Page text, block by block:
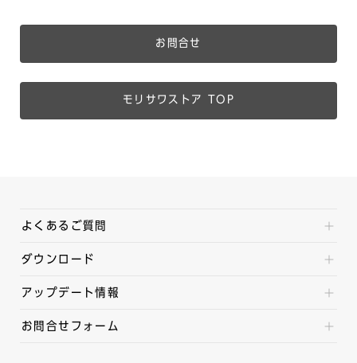
お問合せ
モリサワストア TOP
よくあるご質問
ダウンロード
アップデート情報
お問合せフォーム